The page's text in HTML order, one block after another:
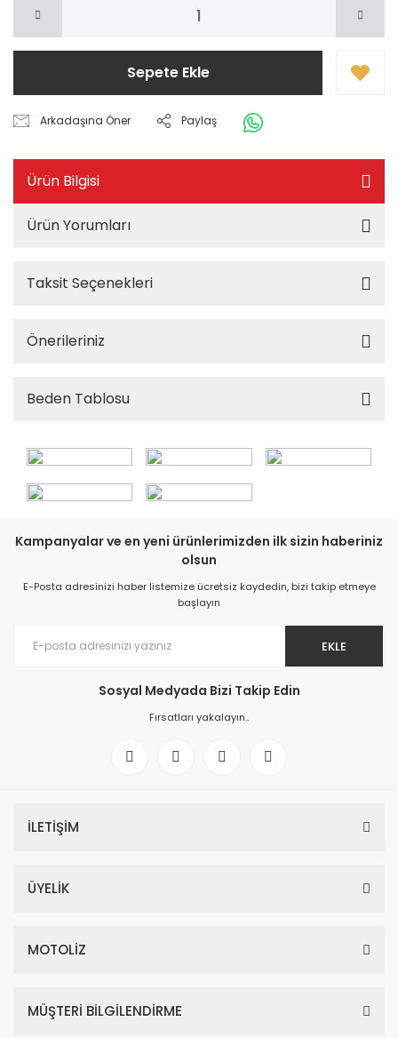
Sepete Ekle
Arkadaşına Öner Paylaş
Ürün Bilgisi
Ürün Yorumları
Taksit Seçenekleri
Önerileriniz
Beden Tablosu
Kampanyalar ve en yeni ürünlerimizden ilk sizin haberiniz
olsun
E-Posta adresinizi haber listemize ücretsiz kaydedin, bizi takip etmeye
başlayın
EKLE
Sosyal Medyada Bizi Takip Edin
Fırsatları yakalayın..
İLETİŞİM
ÜYELİK
MOTOLİZ
MÜŞTERİ BİLGİLENDİRME